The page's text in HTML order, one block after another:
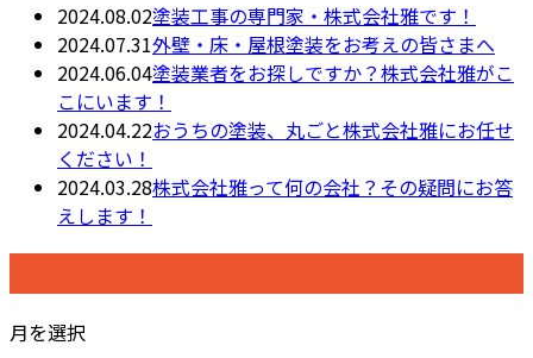
2024.08.02塗装工事の専門家・株式会社雅です！
2024.07.31外壁・床・屋根塗装をお考えの皆さまへ
2024.06.04塗装業者をお探しですか？株式会社雅がこ
こにいます！
2024.04.22おうちの塗装、丸ごと株式会社雅にお任せ
ください！
2024.03.28株式会社雅って何の会社？その疑問にお答
えします！
月を選択